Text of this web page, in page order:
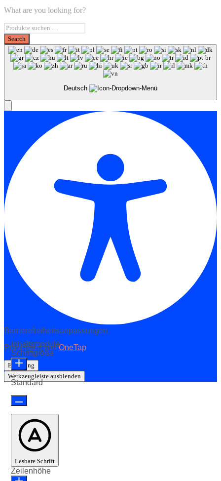
What are you looking for?
Deutsch
Barrierefreiheitsanpassungen
Präsentiert vonOneTap
Erklärung
Werkzeugleiste ausblenden
Inhaltsmodule
Schriftgröße
Standard
Lesbare Schrift
Zeilenhöhe